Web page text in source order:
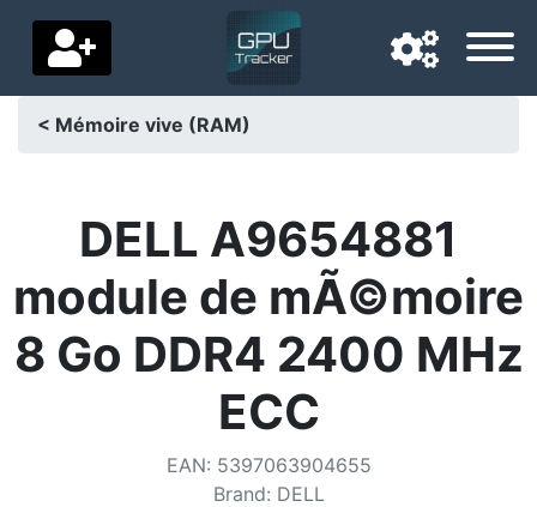
Pays de livraison
Baisses de prix
Paramètres
< Mémoire vive (RAM)
DELL A9654881
module de mÃ©moire
8 Go DDR4 2400 MHz
ECC
EAN: 5397063904655
Brand: DELL